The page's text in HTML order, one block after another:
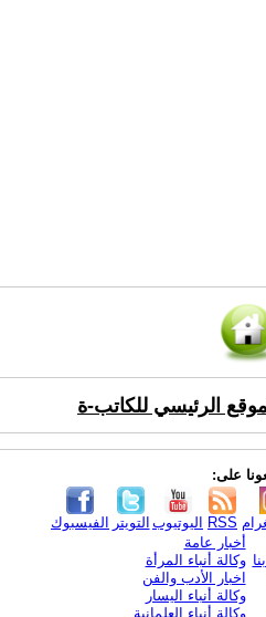
الرئيسي للكاتب-ة
على:
الفيسبوك التويتر اليوتيوب RSS
أخبار عامة
وكالة أنباء المرأة
اخبار الأدب والفن
وكالة أنباء اليسار
وكالة أنباء العلمانية